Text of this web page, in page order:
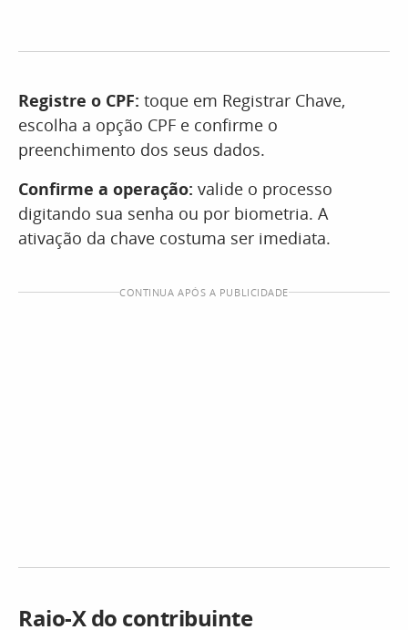
Registre o CPF: toque em Registrar Chave,
escolha a opção CPF e confirme o
preenchimento dos seus dados.
Confirme a operação: valide o processo
digitando sua senha ou por biometria. A
ativação da chave costuma ser imediata.
CONTINUA APÓS A PUBLICIDADE
Raio-X do contribuinte